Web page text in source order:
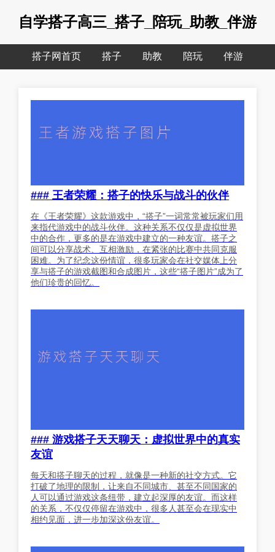
自学搭子高三_搭子_陪玩_助教_伴游
搭子网首页 搭子 助教 陪玩 伴游
### 王者荣耀：搭子的快乐与战斗的伙伴
在《王者荣耀》这款游戏中，“搭子”一词常常被玩家们用
来指代游戏中的战斗伙伴。这种关系不仅仅是虚拟世界
中的合作，更多的是在游戏中建立的一种友谊。搭子之
间可以分享战术、互相激励，在紧张的比赛中共同克服
困难。为了纪念这份情谊，很多玩家会在社交媒体上分
享与搭子的游戏截图和合成图片，这些“搭子图片”成为了
他们珍贵的回忆。
### 游戏搭子天天聊天：虚拟世界中的真实
友谊
每天和搭子聊天的过程，就像是一种新的社交方式。它
打破了地理的限制，让来自不同城市、甚至不同国家的
人可以通过游戏这条纽带，建立起深厚的友谊。而这样
的关系，不仅仅停留在游戏中，很多人甚至会在现实中
相约见面，进一步加深这份友谊。